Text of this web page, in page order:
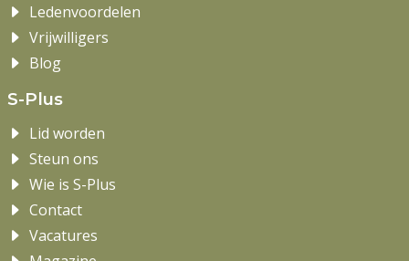
Ledenvoordelen
Vrijwilligers
Blog
S-Plus
Lid worden
Steun ons
Wie is S-Plus
Contact
Vacatures